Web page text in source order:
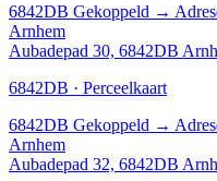
6842DB Gekoppeld →
Arnhem
Aubadepad 30, 6842DB
6842DB · Perceelkaart
6842DB Gekoppeld →
Arnhem
Aubadepad 32, 6842DB